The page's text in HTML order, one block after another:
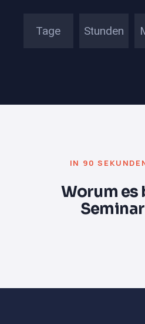
Tage Stunden
IN 90
Worum es